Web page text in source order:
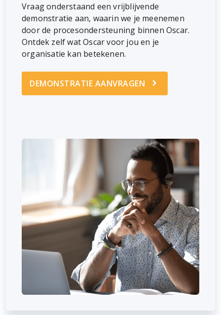
Vraag onderstaand een vrijblijvende
demonstratie aan, waarin we je meenemen
door de procesondersteuning binnen Oscar.
Ontdek zelf wat Oscar voor jou en je
organisatie kan betekenen.
DEMONSTRATIE AANVRAGEN